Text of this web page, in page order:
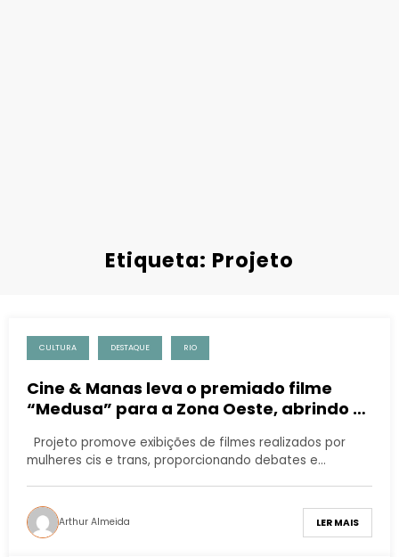
Etiqueta: Projeto
CULTURA DESTAQUE RIO
Cine & Manas leva o premiado filme
“Medusa” para a Zona Oeste, abrindo o
Projeto promove exibições de filmes realizados por
mulheres cis e trans, proporcionando debates e…
Arthur Almeida LER MAIS